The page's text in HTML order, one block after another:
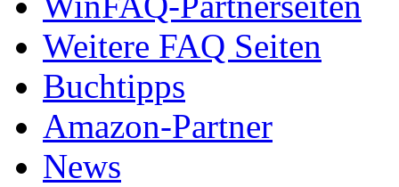
Weitere FAQ Seiten
Buchtipps
Amazon-Partner
News